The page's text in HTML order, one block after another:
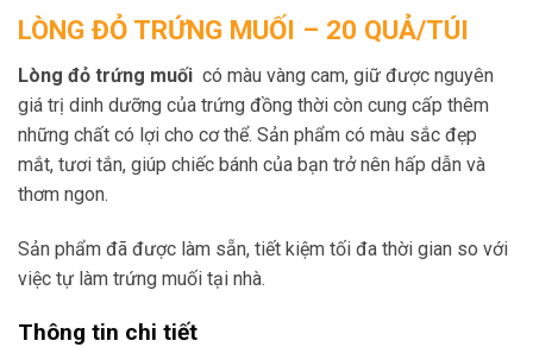
LÒNG ĐỎ TRỨNG MUỐI – 20 QUẢ/TÚI
Lòng đỏ trứng muối có màu vàng cam, giữ được nguyên
giá trị dinh dưỡng của trứng đồng thời còn cung cấp thêm
những chất có lợi cho cơ thể. Sản phẩm có màu sắc đẹp
mắt, tươi tắn, giúp chiếc bánh của bạn trở nên hấp dẫn và
thơm ngon.
Sản phẩm đã được làm sẵn, tiết kiệm tối đa thời gian so với
việc tự làm trứng muối tại nhà.
Thông tin chi tiết